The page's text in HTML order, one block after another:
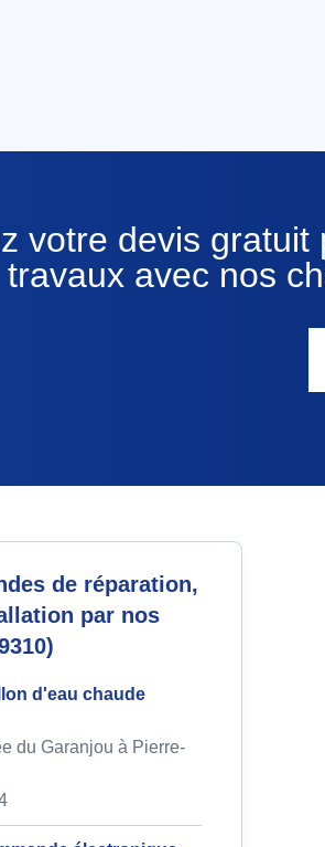
votre devis
travaux avec nos
de réparation,
par nos
d'eau chaude
du Garanjou à Pierre-